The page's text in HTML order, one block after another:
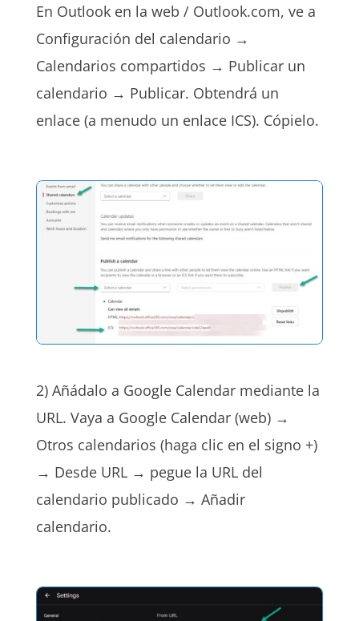
En Outlook en la web / Outlook.com, ve a
Configuración del calendario →
Calendarios compartidos → Publicar un
calendario → Publicar. Obtendrá un
enlace (a menudo un enlace ICS). Cópielo.
2) Añádalo a Google Calendar mediante la
URL. Vaya a Google Calendar (web) →
Otros calendarios (haga clic en el signo +)
→ Desde URL → pegue la URL del
calendario publicado → Añadir
calendario.